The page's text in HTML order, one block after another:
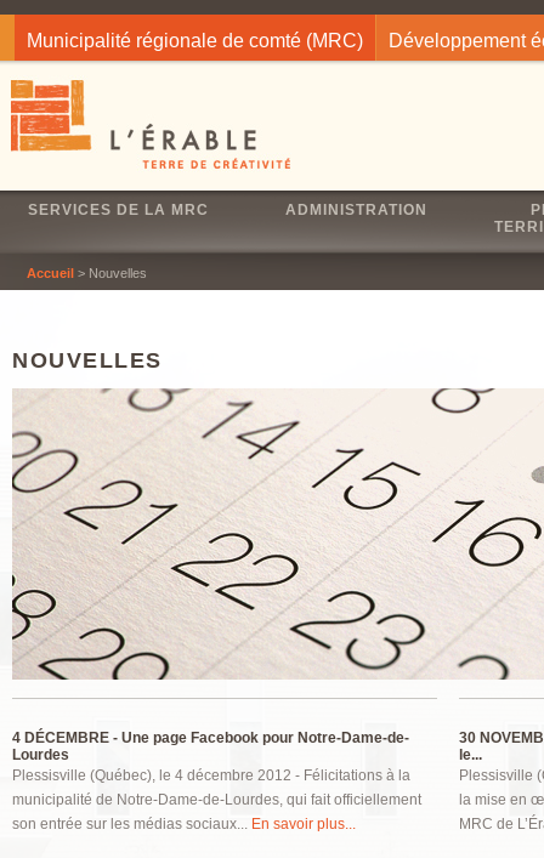
Municipalité régionale de comté (MRC) Développement
SERVICES DE LA MRC ADMINISTRATION
Accueil > Nouvelles
NOUVELLES
4 DÉCEMBRE - Une page Facebook pour Notre-Dame-de-
Lourdes
Plessisville (Québec), le 4 décembre 2012 - Félicitations à la
municipalité de Notre-Dame-de-Lourdes, qui fait officiellement
son entrée sur les médias sociaux... En savoir plus...
30
le...
Plessisville
la mise en
MRC de
Pages